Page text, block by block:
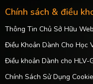
Chính sách & điều
Thông Tin Chủ Sở Hữu
Điều Khoản Dành Cho Học
Điều khoản Dành cho HLV-
Chính Sách Sử Dụng Cookie